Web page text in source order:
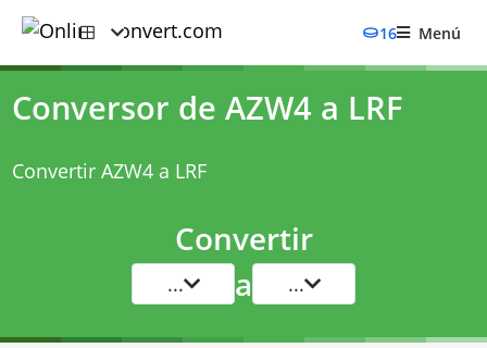
16 Menú
Conversor de AZW4 a LRF
Convertir AZW4 a LRF
Convertir
... a ...